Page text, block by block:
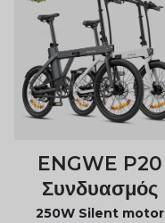
ENGWE P20
Συνδυασμός
250W Silent motor